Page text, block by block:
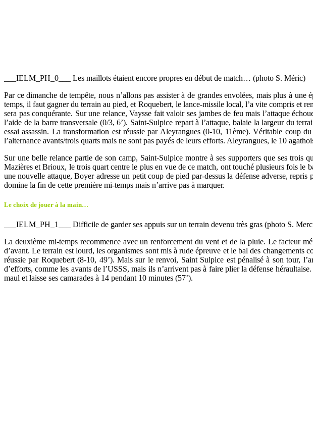
___IELM_PH_0___ Les maillots étaient encore propres en début de match… (photo S. Méric)
Par ce dimanche de tempête, nous n’allons pas assister à de grandes envolées, mais plus à
temps, il faut gagner du terrain au pied, et Roquebert, le lance-missile local, l’a vite compris et
sera pas conquérante. Sur une relance, Vaysse fait valoir ses jambes de feu mais l’attaque
l’aide de la barre transversale (0/3, 6’). Saint-Sulpice repart à l’attaque, balaie la largeur du
essai assassin. La transformation est réussie par Aleyrangues (0-10, 11ème). Véritable coup
l’alternance avants/trois quarts mais ne sont pas payés de leurs efforts. Aleyrangues, le 10
Sur une belle relance partie de son camp, Saint-Sulpice montre à ses supporters que ses trois
Mazières et Brioux, le trois quart centre le plus en vue de ce match, ont touché plusieurs fois
une nouvelle attaque, Boyer adresse un petit coup de pied par-dessus la défense adverse,
domine la fin de cette première mi-temps mais n’arrive pas à marquer.
Le choix de jouer à la main…
___IELM_PH_1___ Difficile de garder ses appuis sur un terrain devenu très gras (photo S.
La deuxième mi-temps recommence avec un renforcement du vent et de la pluie. Le facteur
d’avant. Le terrain est lourd, les organismes sont mis à rude épreuve et le bal des
réussie par Roquebert (8-10, 49’). Mais sur le renvoi, Saint Sulpice est pénalisé à son tour,
d’efforts, comme les avants de l’USSS, mais ils n’arrivent pas à faire plier la défense
maul et laisse ses camarades à 14 pendant 10 minutes (57’).